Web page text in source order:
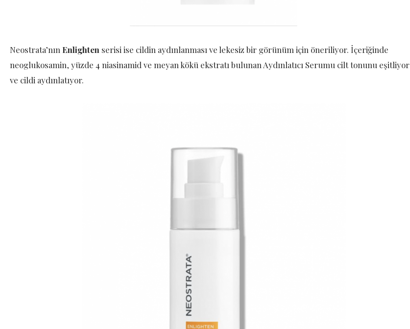
Neostrata’nın Enlighten serisi ise cildin aydınlanması ve lekesiz bir görünüm için öneriliyor. İçeriğinde
neoglukosamin, yüzde 4 niasinamid ve meyan kökü ekstratı bulunan Aydınlatıcı Serumu cilt tonunu eşitliyor
ve cildi aydınlatıyor.